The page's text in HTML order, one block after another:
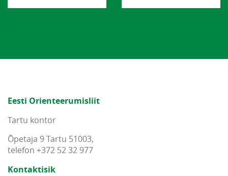
Eesti Orienteerumisliit
Tartu kontor
Õpetaja 9 Tartu 51003,
telefon +372 52 32 977
Kontaktisik